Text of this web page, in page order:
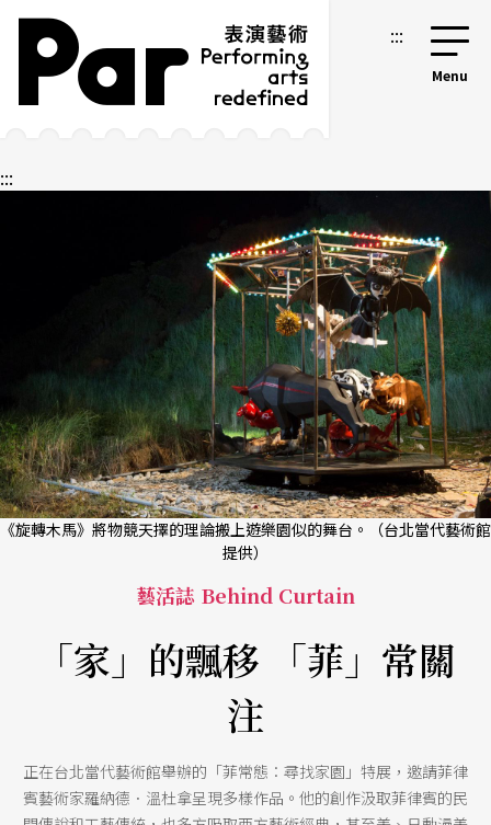
跳到主要內容區塊
網站導覽 :::
:::
《旋轉木馬》將物競天擇的理論搬上遊樂園似的舞台。（台北當代藝術館
提供）
藝活誌 Behind Curtain
「家」的飄移 「菲」常關
注
正在台北當代藝術館舉辦的「菲常態：尋找家園」特展，邀請菲律
賓藝術家羅納德．溫杜拿呈現多樣作品。他的創作汲取菲律賓的民